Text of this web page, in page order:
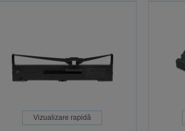
Vizualizare rapidă